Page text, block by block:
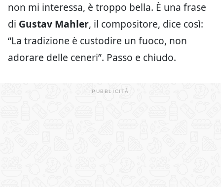
non mi interessa, è troppo bella. È una frase
di Gustav Mahler, il compositore, dice così:
“La tradizione è custodire un fuoco, non
adorare delle ceneri”. Passo e chiudo.